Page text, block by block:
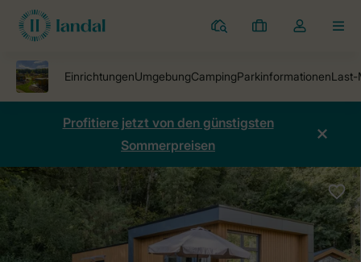
Ferienparks
Meine
Dropdown-
öffnen
Profitiere jetzt von den günstigsten
Sommerpreisen